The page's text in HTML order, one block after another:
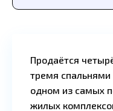
Продаётся
тремя спальнями
одном из самых
жилых